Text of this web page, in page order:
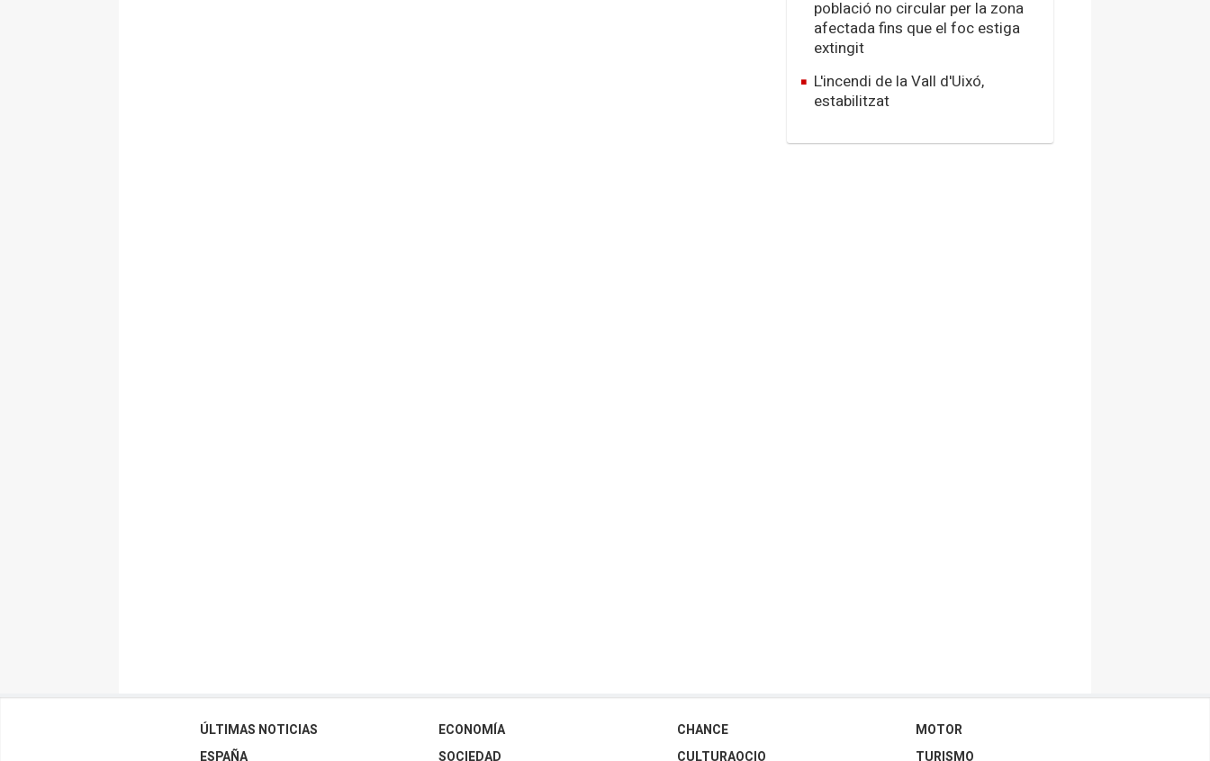
població no circular per la zona
afectada fins que el foc estiga
extingit
L'incendi de la Vall d'Uixó,
estabilitzat
ÚLTIMAS NOTICIAS
ESPAÑA
ECONOMÍA
SOCIEDAD
CHANCE
CULTURAOCIO
MOTOR
TURISMO